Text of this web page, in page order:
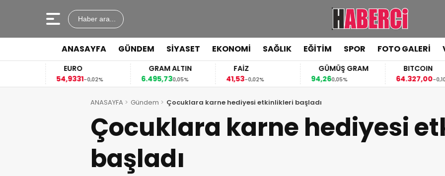
Haber ara...
ANASAYFA GÜNDEM SİYASET EKONOMİ SAĞLIK EĞİTİM SPOR FOTO GALERİ
EURO
54,9331-0,02%
GRAM ALTIN
6.495,730,05%
FAİZ
41,53-0,02%
GÜMÜŞ GRAM
94,260,05%
BITCOIN
64.327,00-0,10%
ANASAYFA Gündem Çocuklara karne hediyesi etkinlikleri başladı
Çocuklara karne hediyesi
başladı